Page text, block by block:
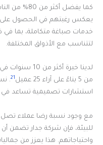
كما يفضل
يعكس رغبتهم في الحصول على
خدمات صباغة متكاملة، بما في
لتتناسب مع الأذواق المختلفة.
من 5 بناءً على آراء 25 عميل
21
.
استشارات تصميمية تساعد في
للبيئة، فإن شركة جدار تضمن
واحتياجاتهم. هذا يعزز من